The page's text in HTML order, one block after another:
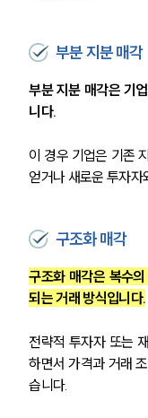
부분 지분 매각
부분 지분 매각은 기
니다.
이 경우 기업은 기존
얻거나 새로운 투자자
구조화 매각
구조화 매각은 복수
되는 거래 방식입니다.
전략적 투자자 또는
하면서 가격과 거래
습니다.